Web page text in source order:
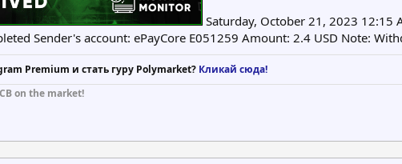
Saturday, October 21, 2023 12:15
Sender's account: ePayCore E051259 Amount: 2.4 USD Note:
Premium и стать гуру Polymarket? Кликай сюда!
on the market!